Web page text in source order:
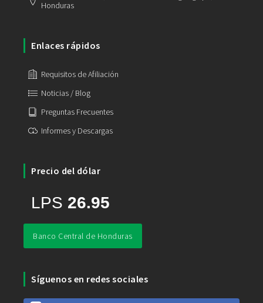
Honduras
Enlaces rápidos
Requisitos de Afiliación
Noticias / Blog
Preguntas Frecuentes
Informes y Descargas
Precio del dólar
Banco Central de Honduras
Síguenos en redes sociales